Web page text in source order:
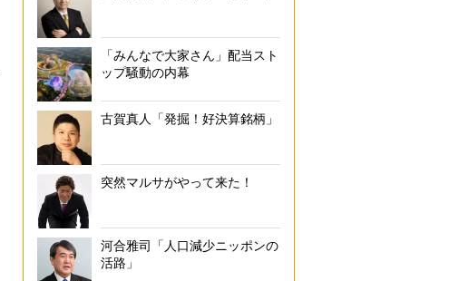
「みんなで大家さん」配当スト
ップ騒動の内幕
古賀真人「発掘！好決算銘柄」
突然マルサがやって来た！
河合雅司「人口減少ニッポンの
活路」